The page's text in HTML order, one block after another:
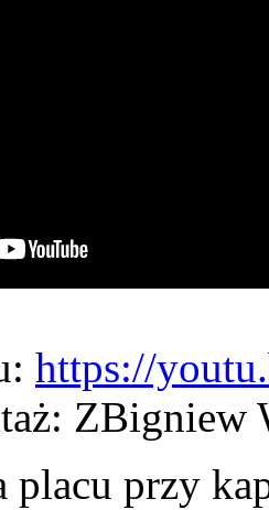
https://
ZBigniew
placu przy